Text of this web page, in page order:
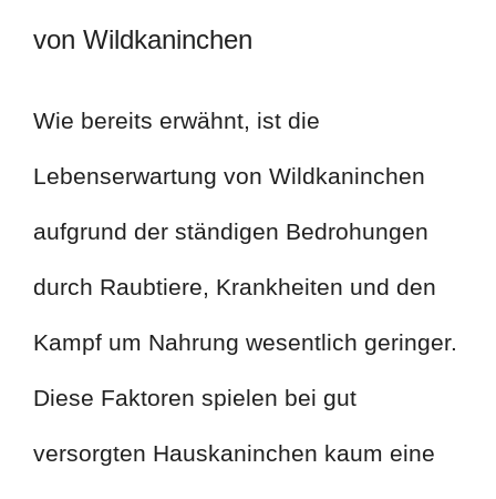
von Wildkaninchen
Wie bereits erwähnt, ist die
Lebenserwartung von Wildkaninchen
aufgrund der ständigen Bedrohungen
durch Raubtiere, Krankheiten und den
Kampf um Nahrung wesentlich geringer.
Diese Faktoren spielen bei gut
versorgten Hauskaninchen kaum eine